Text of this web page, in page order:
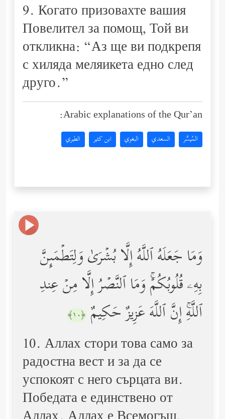
9. Когато призовахте вашия
Повелител за помощ, Той ви
откликна: “Аз ще ви подкрепя
с хиляда меляикета едно след
друго.”
Arabic explanations of the Qur’an:
المُيسَّر السعدي البغوي ابن كثير الطبري
وَمَا جَعَلَهُ ٱللَّهُ إِلَّا بُشۡرَىٰ وَلِتَطۡمَىِٕنَّ
بِهِۦ قُلُوبُكُمۡۚ وَمَا ٱلنَّصۡرُ إِلَّا مِنۡ عِندِ
ٱللَّهِۚ إِنَّ ٱللَّهَ عَزِیزٌ حَكِیمٌ ﴿١٠﴾
10. Аллах стори това само за
радостна вест и за да се
успокоят с него сърцата ви.
Победата е единствено от